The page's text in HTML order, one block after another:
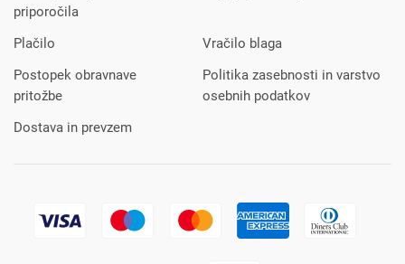
priporočila
Plačilo
Vračilo blaga
Postopek obravnave
pritožbe
Politika zasebnosti in varstvo
osebnih podatkov
Dostava in prevzem